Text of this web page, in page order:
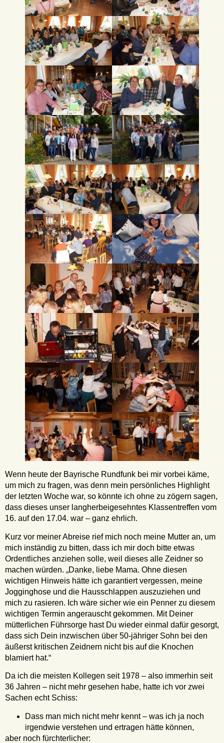
Wenn heute der Bayrische Rundfunk bei mir vorbei käme,
um mich zu fragen, was denn mein persönliches Highlight
der letzten Woche war, so könnte ich ohne zu zögern sagen,
dass dieses unser langherbeigesehntes Klassentreffen vom
16. auf den 17.04. war – ganz ehrlich.
Kurz vor meiner Abreise rief mich noch meine Mutter an, um
mich inständig zu bitten, dass ich mir doch bitte etwas
Ordentliches anziehen solle, weil dieses alle Zeidner so
machen würden. „Danke, liebe Mama. Ohne diesen
wichtigen Hinweis hätte ich garantiert vergessen, meine
Jogginghose und die Hausschlappen auszuziehen und
mich zu rasieren. Ich wäre sicher wie ein Penner zu diesem
wichtigen Termin angerauscht gekommen. Mit Deiner
mütterlichen Führsorge hast Du wieder einmal dafür gesorgt,
dass sich Dein inzwischen über 50-jähriger Sohn bei den
äußerst kritischen Zeidnern nicht bis auf die Knochen
blamiert hat.“
Da ich die meisten Kollegen seit 1978 – also immerhin seit
36 Jahren – nicht mehr gesehen habe, hatte ich vor zwei
Sachen echt Schiss:
Dass man mich nicht mehr kennt – was ich ja noch
irgendwie verstehen und ertragen hätte können,
aber noch fürchterlicher: